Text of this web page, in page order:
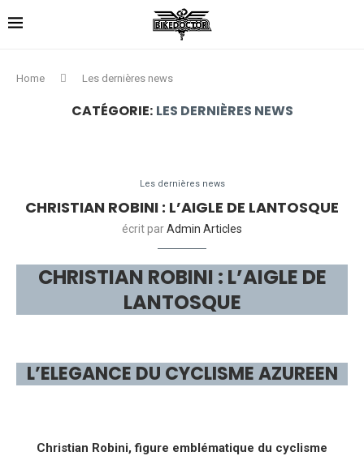
Home Les dernières news
CATÉGORIE: LES DERNIÈRES NEWS
Les dernières news
CHRISTIAN ROBINI : L’AIGLE DE LANTOSQUE
écrit parAdmin Articles
CHRISTIAN ROBINI : L’AIGLE DE
LANTOSQUE
L’ELEGANCE DU CYCLISME AZUREEN
Christian Robini, figure emblématique du cyclisme